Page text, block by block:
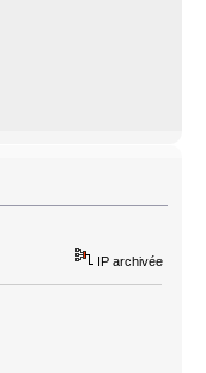
IP archivée